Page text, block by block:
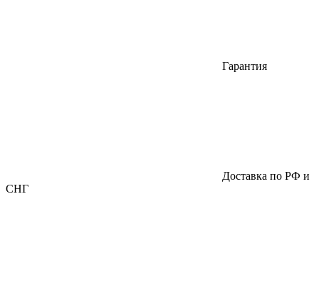
Гарантия
Доставка по РФ и
СНГ